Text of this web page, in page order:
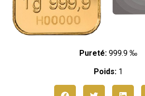
Pureté: 999.9 ‰
Poids: 1